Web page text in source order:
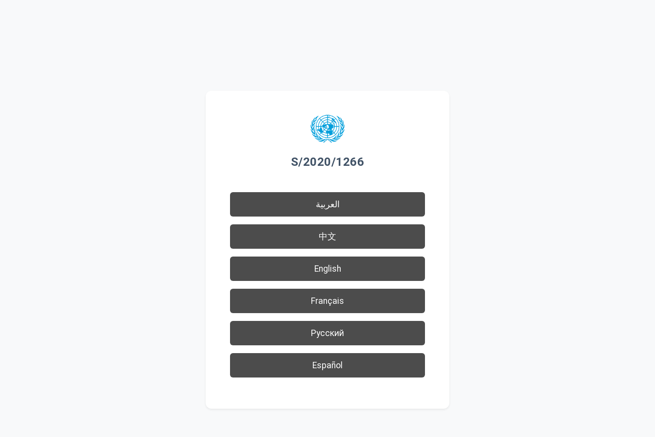
S/2020/1266
العربية
中文
English
Français
Русский
Español